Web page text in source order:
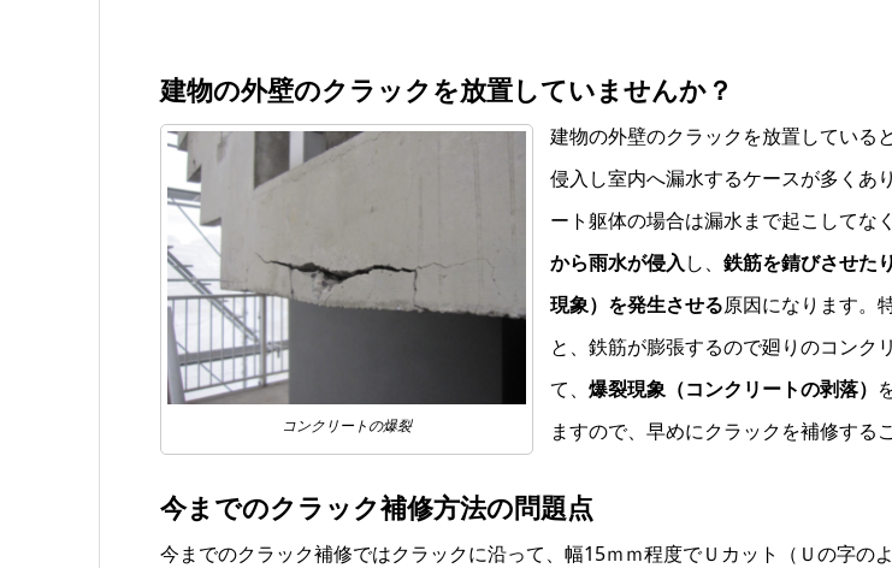
建物の外壁のクラックを放置していませんか？
コンクリートの爆裂
建物の外壁のクラックを放置している
侵入し室内へ漏水するケースが多くあ
ート躯体の場合は漏水まで起こしてなく
から雨水が侵入し、 鉄筋を錆びさせたり
現象）を発生させる原因になります。
と、鉄筋が膨張するので廻りのコンク
て、 爆裂現象（コンクリートの剥落）
ますので、早めにクラックを補修する
今までのクラック補修方法の問題点
今までのクラック補修ではクラックに沿って、幅15ｍｍ程度でＵカット（Ｕの字のよ